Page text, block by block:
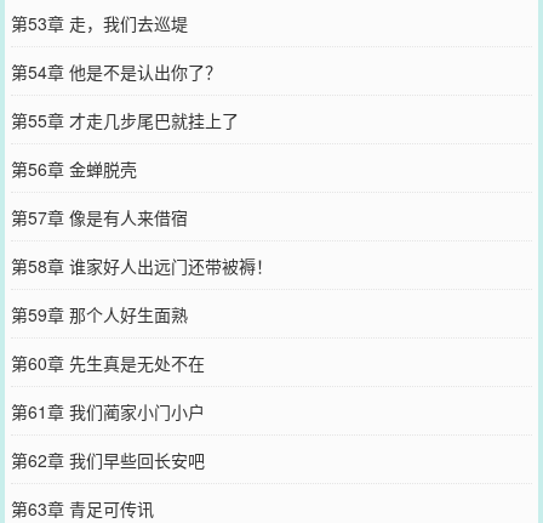
第53章 走，我们去巡堤
第54章 他是不是认出你了？
第55章 才走几步尾巴就挂上了
第56章 金蝉脱壳
第57章 像是有人来借宿
第58章 谁家好人出远门还带被褥！
第59章 那个人好生面熟
第60章 先生真是无处不在
第61章 我们蔺家小门小户
第62章 我们早些回长安吧
第63章 青足可传讯